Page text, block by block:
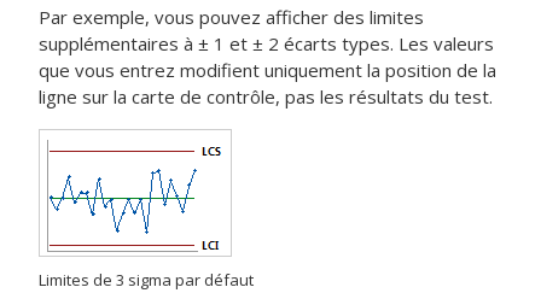
Par exemple, vous pouvez afficher des limites
supplémentaires à ± 1 et ± 2 écarts types. Les valeurs
que vous entrez modifient uniquement la position de la
ligne sur la carte de contrôle, pas les résultats du test.
Limites de 3 sigma par défaut